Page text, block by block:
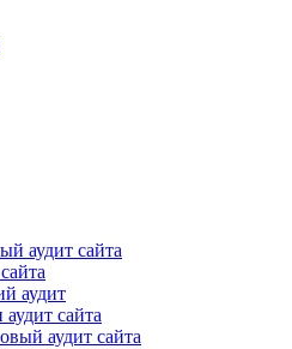
аудит сайта
аудит
сайта
аудит сайта